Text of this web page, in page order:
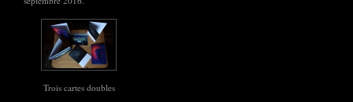
Trois cartes doubles